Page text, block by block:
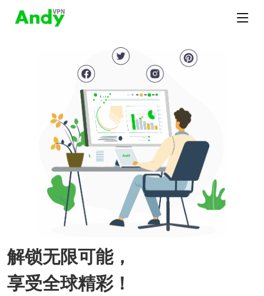
解锁无限可能，
享受全球精彩！